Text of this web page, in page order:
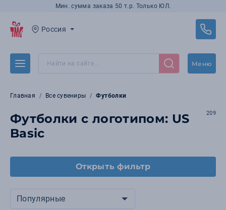
Мин. сумма заказа 50 т.р. Только ЮЛ.
Россия
Меню
Главная Все сувениры Футболки
Футболки с логотипом: US
Basic
209
Открыть фильтр
Популярные